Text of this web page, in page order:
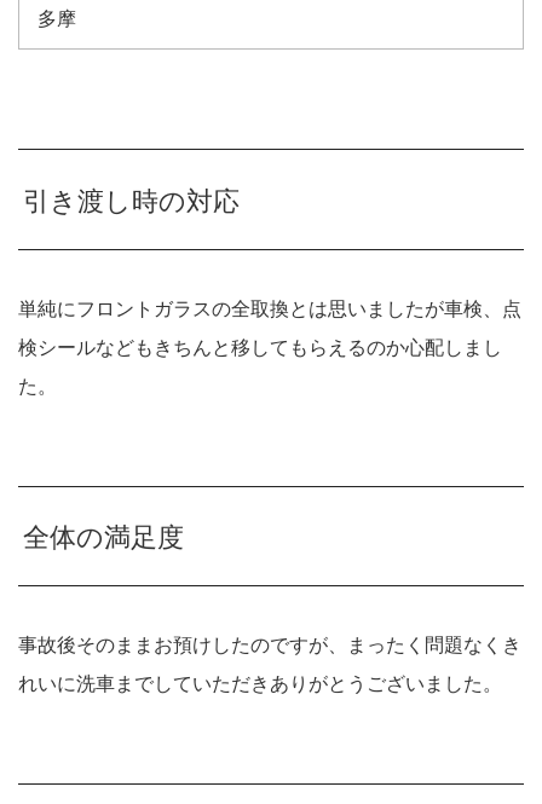
多摩
引き渡し時の対応
単純にフロントガラスの全取換とは思いましたが車検、点
検シールなどもきちんと移してもらえるのか心配しまし
た。
全体の満足度
事故後そのままお預けしたのですが、まったく問題なくき
れいに洗車までしていただきありがとうございました。